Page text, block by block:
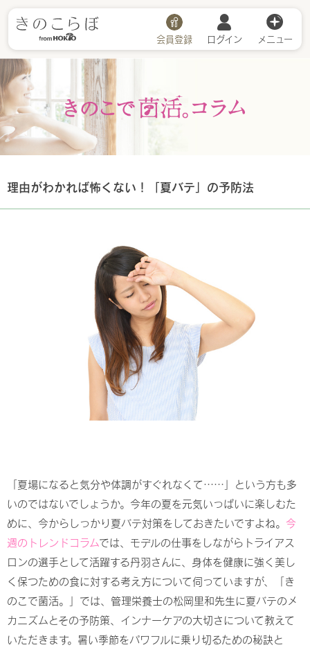
会員登録 ログイン メニュー
理由がわかれば怖くない！「夏バテ」の予防法
「夏場になると気分や体調がすぐれなくて……」という方も多
いのではないでしょうか。今年の夏を元気いっぱいに楽しむた
めに、今からしっかり夏バテ対策をしておきたいですよね。 今
週のトレンドコラムでは、モデルの仕事をしながらトライアス
ロンの選手として活躍する丹羽さんに、身体を健康に強く美し
く保つための食に対する考え方について伺っていますが、「き
のこで菌活。」では、管理栄養士の松岡里和先生に夏バテのメ
カニズムとその予防策、インナーケアの大切さについて教えて
いただきます。暑い季節をパワフルに乗り切るための秘訣と